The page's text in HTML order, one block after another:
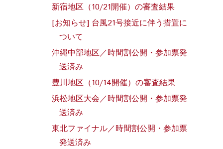
新宿地区（10/21開催）の審査結果
[お知らせ] 台風21号接近に伴う措置に
ついて
沖縄中部地区／時間割公開・参加票発
送済み
豊川地区（10/14開催）の審査結果
浜松地区大会／時間割公開・参加票発
送済み
東北ファイナル／時間割公開・参加票
発送済み